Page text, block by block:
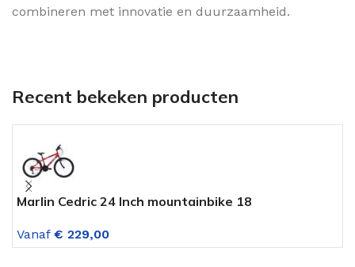
combineren met innovatie en duurzaamheid.
Recent bekeken producten
Marlin Cedric 24 Inch mountainbike 18
Vanaf € 229,00